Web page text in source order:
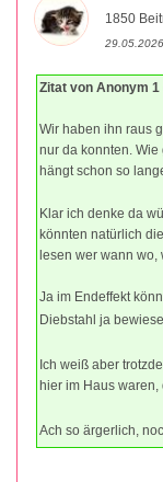
1850
Zitat von Anonym 1
Wir haben ihn raus
nur da konnten.
hängt schon so
Klar ich denke da
könnten natürlich
lesen wer wann wo,
Ja im Endeffekt
Diebstahl ja
Ich weiß aber
hier im Haus waren,
Ach so ärgerlich,